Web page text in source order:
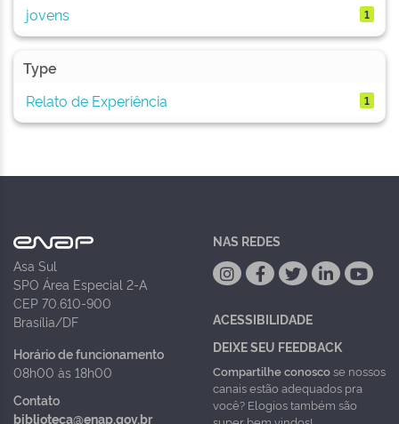
jovens 1
Type
Relato de Experiência
1
Asa Sul
SPO Área Especial 2-A
CEP 70.610-900
Brasília/DF
Horário de funcionamento
08h00 às 18h00
Contato
biblioteca@enap.gov.br
NAS REDES
ACESSIBILIDADE
DEIXE SEU FEEDBACK
Compartilhe conoscose nossos
canais estão adequados pra
você? Elogios também são